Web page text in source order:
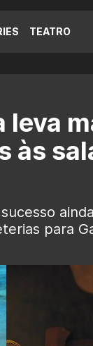
TEATRO
leva
às
para